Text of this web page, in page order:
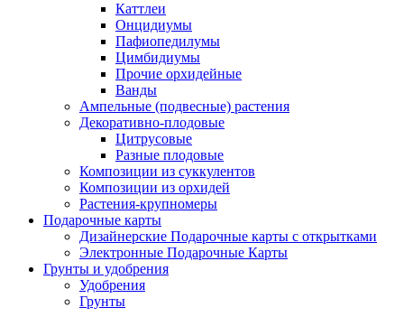
Каттлеи
Онцидиумы
Пафиопедилумы
Цимбидиумы
Прочие орхидейные
Ванды
Ампельные (подвесные) растения
Декоративно-плодовые
Цитрусовые
Разные плодовые
Композиции из суккулентов
Композиции из орхидей
Растения-крупномеры
Подарочные карты
Дизайнерские Подарочные карты с открытками
Электронные Подарочные Карты
Грунты и удобрения
Удобрения
Грунты